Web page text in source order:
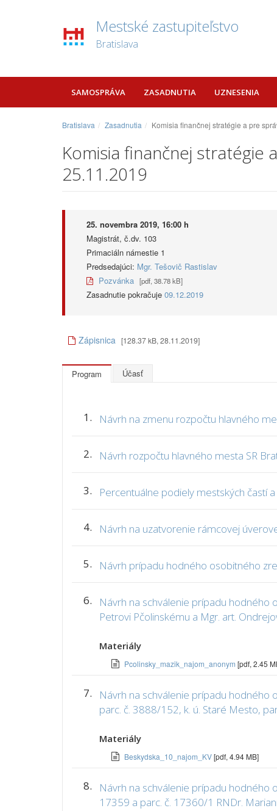
Mestské zastupiteľstvo
Bratislava
SAMOSPRÁVA ZASADNUTIA UZNESENIA
Bratislava Zasadnutia Komisia finančnej stratégie a pre
Komisia finančnej stratégie
25.11.2019
25. novembra 2019, 16:00 h
Magistrát, č.dv. 103
Primaciáln námestie 1
Predsedajúci: Mgr. Tešovič Rastislav
Pozvánka [pdf, 38.78 kB]
Zasadnutie pokračuje 09.12.2019
Zápisnica [128.37 kB, 28.11.2019]
Program Účasť
1. Návrh na zmenu rozpočtu hlavného
2. Návrh rozpočtu hlavného mesta SR
3. Percentuálne podiely mestských častí
4. Návrh na uzatvorenie rámcovej
5. Návrh prípadu hodného osobitného
6.
Návrh na schválenie prípadu hodného
Petrovi Pčolinskému a Mgr. art.
Materiály
Pcolinsky_mazik_najom_anonym [pdf, 2.45
7.
Návrh na schválenie prípadu hodného
parc. č. 3888/152, k. ú. Staré Mesto,
Materiály
Beskydska_10_najom_KV[pdf, 4.94 MB]
8.
Návrh na schválenie prípadu hodného
17359 a parc. č. 17360/1 RNDr.